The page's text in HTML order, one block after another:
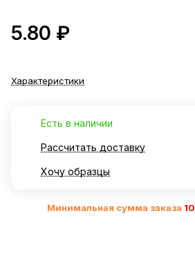
5.80 ₽
Характеристики
Есть в наличии
Рассчитать доставку
Хочу образцы
Минимальная сумма заказа 10